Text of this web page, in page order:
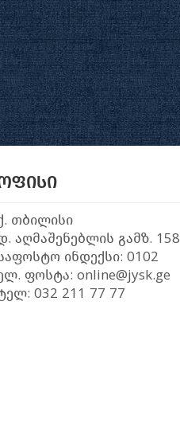
თბილისი
აღმაშენებლის გამზ. 158
ინდექსი: 0102
ფოსტა: online@jysk.ge
032 211 77 77